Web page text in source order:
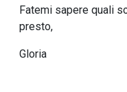
Fatemi sapere quali
presto,
Gloria